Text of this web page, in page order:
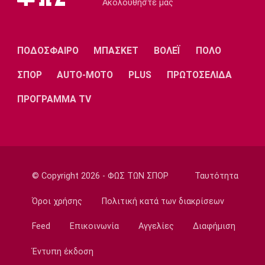
Super League 1
09:20
Εθνικές Μπάσκετ
Εθνική Παίδων
Ολυμπιακός Η αποστολή κόντρα στη
09:03
Πινγκ Πονγκ: Στη 13η θέση η Τζαρίδου στο
όπεν της Λετονίας
Μπάσκετ Ελλάδα
Ακολουθήστε μας
ΠΟΔΟΣΦΑΙΡΟ ΜΠΑΣΚΕΤ ΒΟΛΕΪ ΠΟΛΟ
ΣΠΟΡ AUTO-MOTO PLUS ΠΡΩΤΟΣΕΛΙΔΑ
ΠΡΟΓΡΑΜΜΑ TV
© Copyright 2026 - ΦΩΣ ΤΩΝ ΣΠΟΡ Ταυτότητα
Όροι χρήσης Πολιτική κατά των διακρίσεων
Feed Επικοινωνία Αγγελίες Διαφήμιση
Έντυπη έκδοση